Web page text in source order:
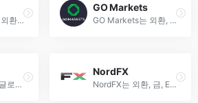
FXTM은 글로벌 외환 및 CFD 거래 플랫폼으로 MT4/MT5 제공, 다양한 금융 상품과 전문 분석 도구를 지원합니다.
GO Markets
GO Markets는 외환, CFD 및 금융 파생상품 온라인 트레이딩을 제공하는 글로벌 브로커입니다.
JustMarkets는 글로벌 Forex 및 CFD 브로커로, 다양한 거래 도구와 경쟁력 있는 스프레드를 제공합니다.
NordFX
NordFX는 외환, 금, ECN 거래를 제공하는 글로벌 온라인 브로커로 MT4/MT5 플랫폼과 다양한 계좌 유형을 지원합니다.